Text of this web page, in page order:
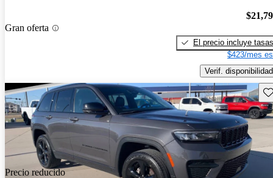
Gran oferta
El precio incluye tasas
$423/mes
Verif. disponibilidad
Precio reducido